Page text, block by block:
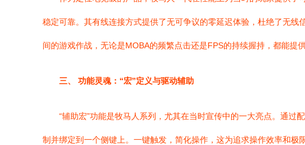
稳定可靠。其有线连接方式提供了无可争议的零延迟体验，杜绝了无
间的游戏作战，无论是MOBA的频繁点击还是FPS的持续握持，都能提供
三、 功能灵魂：“宏”定义与驱动辅助
“辅助宏”功能是牧马人系列，尤其在当时宣传中的一大亮点。通
制并绑定到一个侧键上。一键触发，简化操作，这为追求操作效率和